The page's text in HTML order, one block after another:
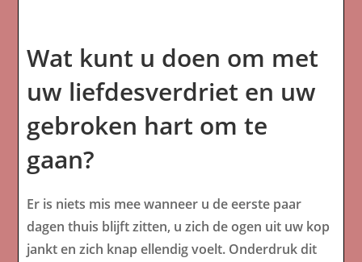
Wat kunt u doen om met
uw liefdesverdriet en uw
gebroken hart om te
gaan?
Er is niets mis mee wanneer u de eerste paar
dagen thuis blijft zitten, u zich de ogen uit uw kop
jankt en zich knap ellendig voelt. Onderdruk dit